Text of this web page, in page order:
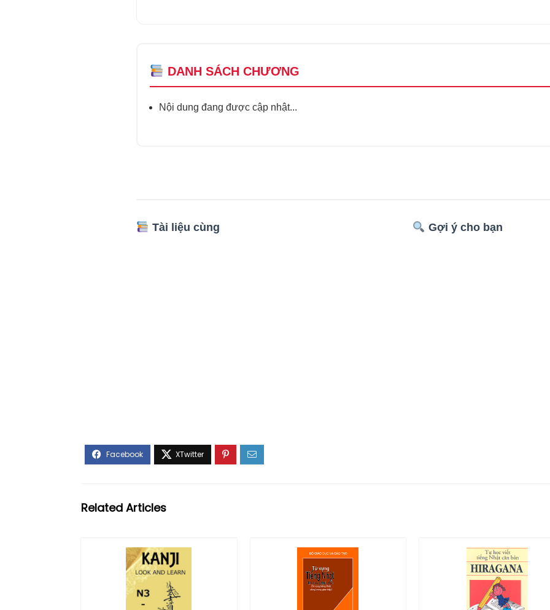
DANH SÁCH CHƯƠNG
Nội dung đang được cập nhật...
Tài liệu cùng Gợi ý cho bạn
Related Articles